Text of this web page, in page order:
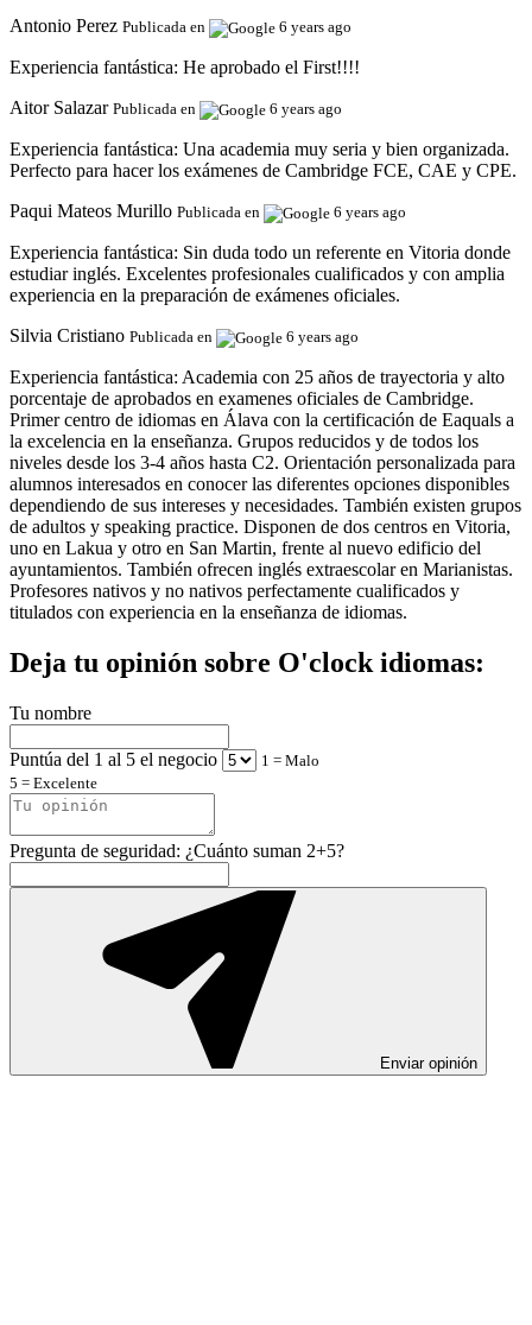
Antonio Perez Publicada en 6 years ago
Experiencia fantástica: He aprobado el First!!!!
Aitor Salazar Publicada en 6 years ago
Experiencia fantástica: Una academia muy seria y bien organizada.
Perfecto para hacer los exámenes de Cambridge FCE, CAE y CPE.
Paqui Mateos Murillo Publicada en 6 years ago
Experiencia fantástica: Sin duda todo un referente en Vitoria donde
estudiar inglés. Excelentes profesionales cualificados y con amplia
experiencia en la preparación de exámenes oficiales.
Silvia Cristiano Publicada en 6 years ago
Experiencia fantástica: Academia con 25 años de trayectoria y alto
porcentaje de aprobados en examenes oficiales de Cambridge.
Primer centro de idiomas en Álava con la certificación de Eaquals a
la excelencia en la enseñanza. Grupos reducidos y de todos los
niveles desde los 3-4 años hasta C2. Orientación personalizada para
alumnos interesados en conocer las diferentes opciones disponibles
dependiendo de sus intereses y necesidades. También existen grupos
de adultos y speaking practice. Disponen de dos centros en Vitoria,
uno en Lakua y otro en San Martin, frente al nuevo edificio del
ayuntamientos. También ofrecen inglés extraescolar en Marianistas.
Profesores nativos y no nativos perfectamente cualificados y
titulados con experiencia en la enseñanza de idiomas.
Deja tu opinión sobre O'clock idiomas:
Tu nombre
Puntúa del 1 al 5 el negocio
1 = Malo
5 = Excelente
Pregunta de seguridad: ¿Cuánto suman 2+5?
Enviar opinión